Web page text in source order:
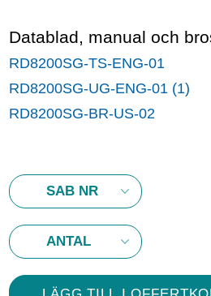
Datablad, manual och
RD8200SG-TS-ENG-01
RD8200SG-UG-ENG-01 (1)
RD8200SG-BR-US-02